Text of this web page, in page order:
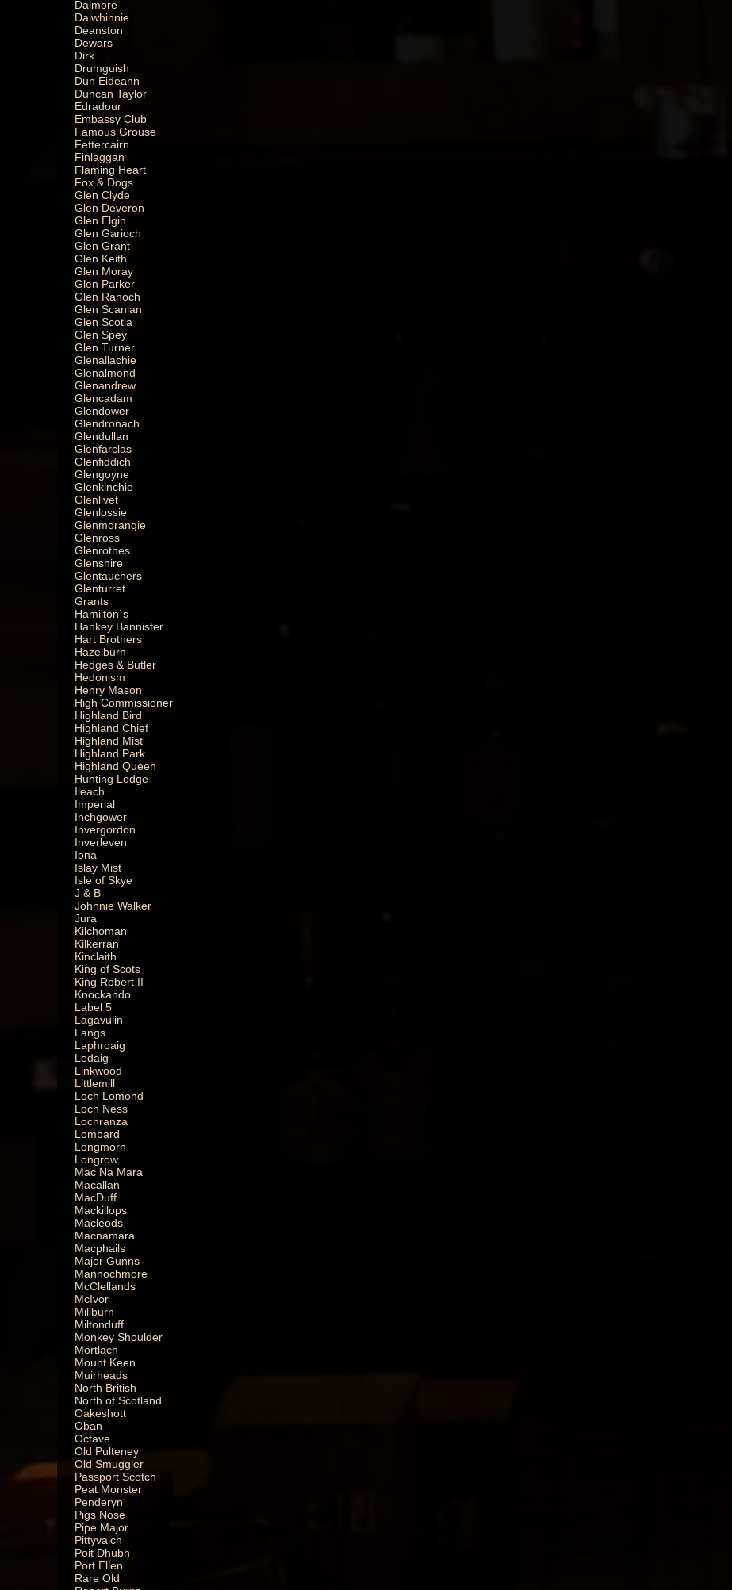
Dalmore
Dalwhinnie
Deanston
Dewars
Dirk
Drumguish
Dun Eideann
Duncan Taylor
Edradour
Embassy Club
Famous Grouse
Fettercairn
Finlaggan
Flaming Heart
Fox & Dogs
Glen Clyde
Glen Deveron
Glen Elgin
Glen Garioch
Glen Grant
Glen Keith
Glen Moray
Glen Parker
Glen Ranoch
Glen Scanlan
Glen Scotia
Glen Spey
Glen Turner
Glenallachie
Glenalmond
Glenandrew
Glencadam
Glendower
Glendronach
Glendullan
Glenfarclas
Glenfiddich
Glengoyne
Glenkinchie
Glenlivet
Glenlossie
Glenmorangie
Glenross
Glenrothes
Glenshire
Glentauchers
Glenturret
Grants
Hamilton`s
Hankey Bannister
Hart Brothers
Hazelburn
Hedges & Butler
Hedonism
Henry Mason
High Commissioner
Highland Bird
Highland Chief
Highland Mist
Highland Park
Highland Queen
Hunting Lodge
Ileach
Imperial
Inchgower
Invergordon
Inverleven
Iona
Islay Mist
Isle of Skye
J & B
Johnnie Walker
Jura
Kilchoman
Kilkerran
Kinclaith
King of Scots
King Robert II
Knockando
Label 5
Lagavulin
Langs
Laphroaig
Ledaig
Linkwood
Littlemill
Loch Lomond
Loch Ness
Lochranza
Lombard
Longmorn
Longrow
Mac Na Mara
Macallan
MacDuff
Mackillops
Macleods
Macnamara
Macphails
Major Gunns
Mannochmore
McClellands
McIvor
Millburn
Miltonduff
Monkey Shoulder
Mortlach
Mount Keen
Muirheads
North British
North of Scotland
Oakeshott
Oban
Octave
Old Pulteney
Old Smuggler
Passport Scotch
Peat Monster
Penderyn
Pigs Nose
Pipe Major
Pittyvaich
Poit Dhubh
Port Ellen
Rare Old